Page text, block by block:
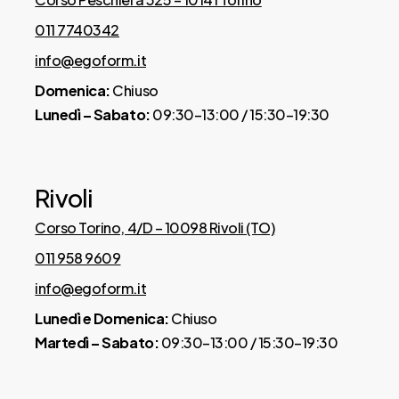
rivestimento, facilitando la
manutenzione.
Fascia perimetrale 3D traspirante
mantenere un microclima asciutto e
salubre.
NB: non disponibile per il rivestimento Dual
Clima
011 7740342
info@egoform.it
Domenica:Chiuso
Lunedì – Sabato:09:30–13:00 / 15:30–19:30
Rivoli
Corso Torino, 4/D – 10098 Rivoli (TO)
011 958 9609
info@egoform.it
Lunedì e Domenica:Chiuso
Martedì – Sabato:09:30–13:00 / 15:30–19:30